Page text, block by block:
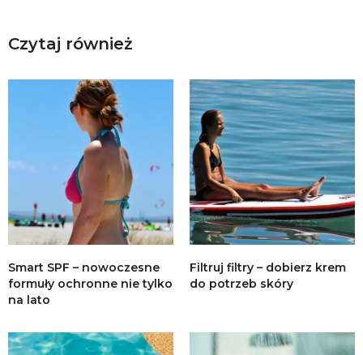
Czytaj również
Smart SPF – nowoczesne
formuły ochronne nie tylko
na lato
Filtruj filtry – dobierz krem
do potrzeb skóry